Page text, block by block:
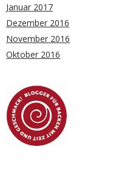
Januar 2017
Dezember 2016
November 2016
Oktober 2016